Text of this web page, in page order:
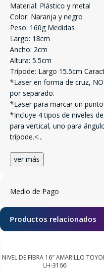
Material: Plástico y metal
Color: Naranja y negro
Peso: 160g Medidas
Largo: 18cm
Ancho: 2cm
Altura: 5.5cm
Trípode: Largo 15.5cm
*Laser en forma de cruz,
por separado.
*Laser para marcar un punto
*Incluye 4 tipos de niveles
para vertical, uno para
trípode.<...
ver más
Medio de Pago
Productos relacionados
NIVEL DE FIBRA 16″ AMARILLO
LH-3166